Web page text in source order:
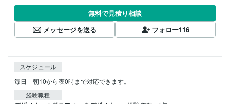
無料で見積り相談
メッセージを送る
フォロー116
スケジュール
毎日　朝10から夜0時まで対応できます。
経験職種